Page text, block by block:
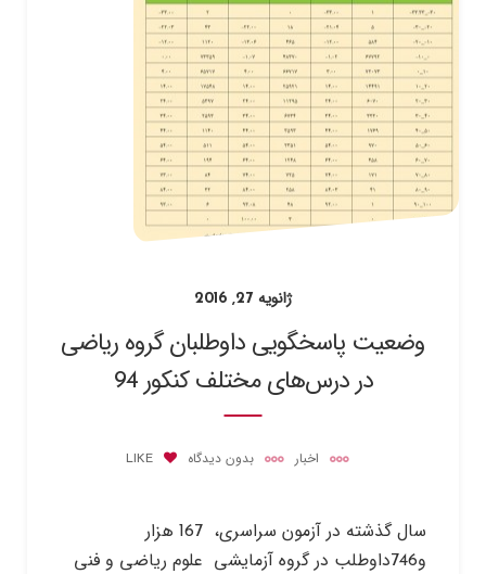
ژانویه 27, 2016
وضعیت پاسخگویی داوطلبان گروه ریاضی
در درس‌های مختلف کنکور 94
اخبار بدون دیدگاه LIKE
سال گذشته در آزمون سراسري، 167 هزار
و746داوطلب در گروه آزمايشي علوم رياضي و فني